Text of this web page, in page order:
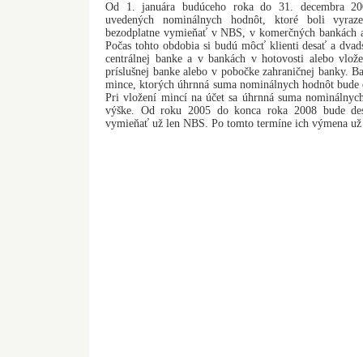
Od 1. januára budúceho roka do 31. decembra
uvedených nominálnych hodnôt, ktoré boli
bezodplatne vymieňať v NBS, v komerčných bankách
Počas tohto obdobia si budú môcť klienti desať a
centrálnej banke a v bankách v hotovosti alebo
príslušnej banke alebo v pobočke zahraničnej banky.
mince, ktorých úhrnná suma nominálnych hodnôt
Pri vložení mincí na účet sa úhrnná suma
výške. Od roku 2005 do konca roka 2008 bude
vymieňať už len NBS. Po tomto termíne ich výmena už